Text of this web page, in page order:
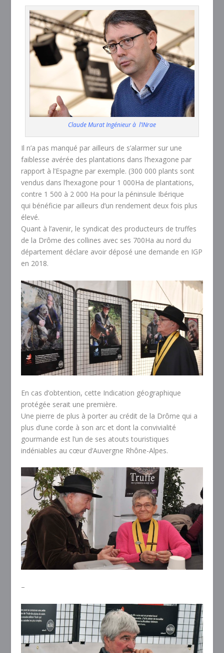
Claude Murat Ingénieur à l’INrae
Il n’a pas manqué par ailleurs de s’alarmer sur une
faiblesse avérée des plantations dans l’hexagone par
rapport à l’Espagne par exemple. (300 000 plants sont
vendus dans l’hexagone pour 1 000Ha de plantations,
contre 1 500 à 2 000 Ha pour la péninsule Ibérique
qui bénéficie par ailleurs d’un rendement deux fois plus
élevé.
Quant à l’avenir, le syndicat des producteurs de truffes
de la Drôme des collines avec ses 700Ha au nord du
département déclare avoir déposé une demande en IGP
en 2018.
En cas d’obtention, cette Indication géographique
protégée serait une première.
Une pierre de plus à porter au crédit de la Drôme qui a
plus d’une corde à son arc et dont la convivialité
gourmande est l’un de ses atouts touristiques
indéniables au cœur d’Auvergne Rhône-Alpes.
–